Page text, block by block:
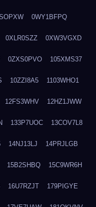
0WY1BFPQ
0XLR0SZZ 0XW3VGXD
0ZXS0PVO 105XMS37
10ZZI8A5 1103WHO1
12FS3WHV 12HZ1JWW
133P7UOC 13COV7L8
14NJ13LJ 14PRJLGB
15B2SHBQ 15C9WR6H
16U7RZJT 179PIGYE